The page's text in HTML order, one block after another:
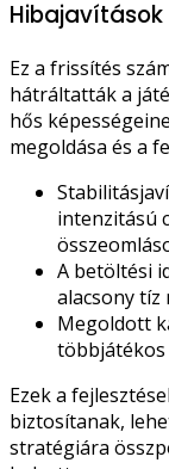
Ez a frissítés
hátráltatták a
hős
megoldása és a
intenzitású
A betöltési
alacsony tíz
Megoldott
Ezek a
biztosítanak,
stratégiára